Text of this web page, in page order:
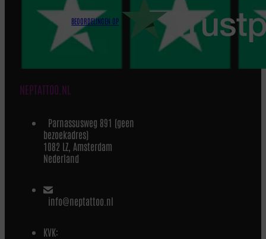
BEOORDELINGEN OP
NEPTATTOO.NL
Parnassusweg 891 (geen
bezoekadres)
1082 LZ, Amsterdam
Nederland
info@neptattoo.nl
KVK: